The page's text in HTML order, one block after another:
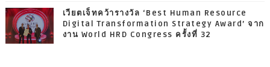
เวียตเจ็ทคว้ารางวัล ‘Best Human Resource
Digital Transformation Strategy Award’ จาก
งาน World HRD Congress ครั้งที่ 32